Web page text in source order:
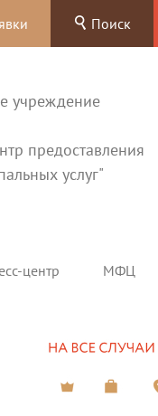
Поиск
учреждение
предоставления
услуг"
центр МФЦ